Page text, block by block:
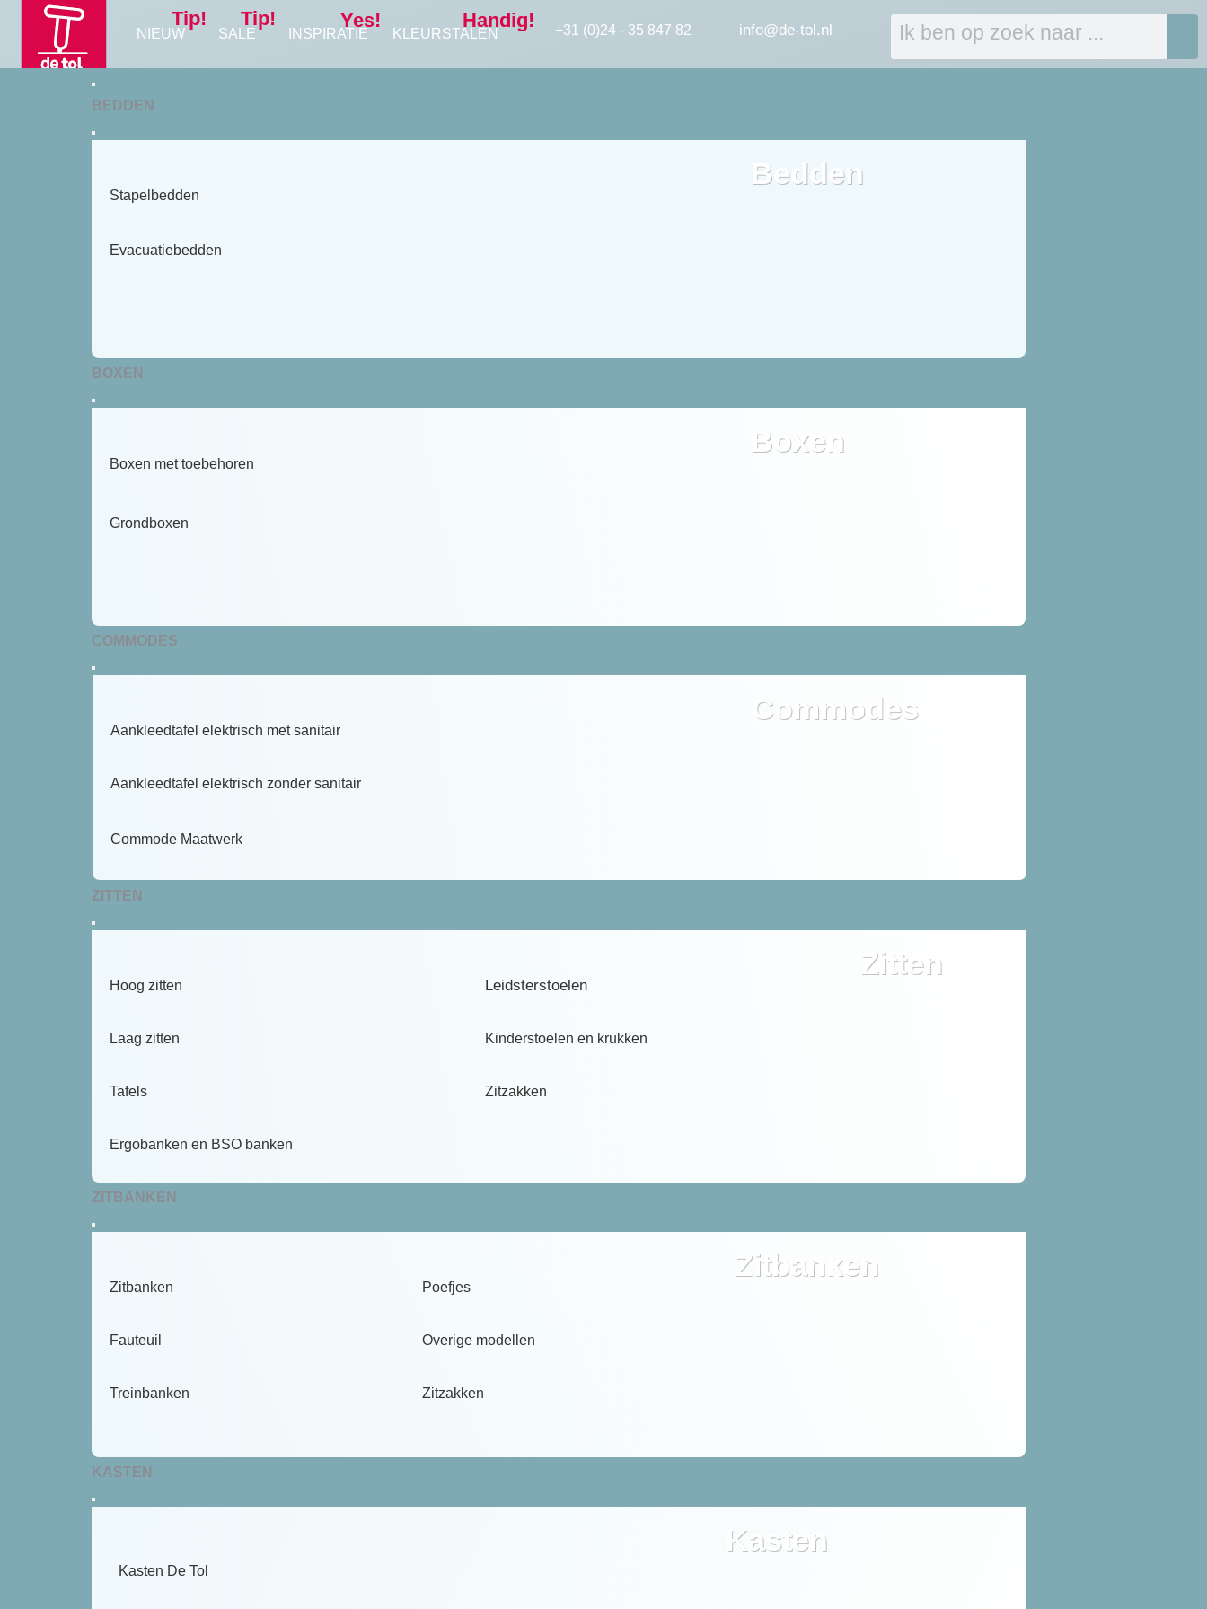
NIEUW
Tip!
SALE
Tip!
INSPIRATIE
Yes!
KLEURSTALEN
Handig! +31 (0)24 - 35 847 82 info@de-tol.nl
BEDDEN
Stapelbedden
Evacuatiebedden
Bedden
BOXEN
Boxen met toebehoren
Grondboxen
Boxen
COMMODES
Aankleedtafel elektrisch met sanitair
Aankleedtafel elektrisch zonder sanitair
Commode Maatwerk
Commodes
ZITTEN
Hoog zitten
Laag zitten
Tafels
Ergobanken en BSO banken
Leidsterstoelen
Kinderstoelen en krukken
Zitzakken
Zitten
ZITBANKEN
Zitbanken
Fauteuil
Treinbanken
Poefjes
Overige modellen
Zitzakken
Zitbanken
KASTEN
Kasten De Tol
Kasten